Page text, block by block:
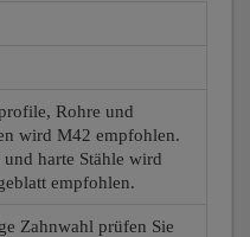
Rohre und
wird M42 empfohlen.
harte Stähle wird
empfohlen.
Zahnwahl prüfen Sie